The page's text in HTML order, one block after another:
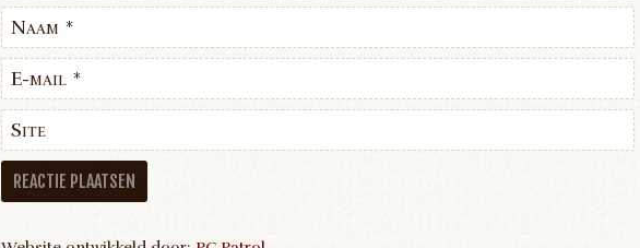
Naam *
E-mail *
Site